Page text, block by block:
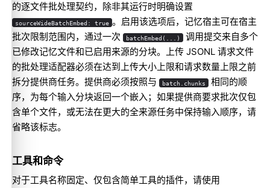
的逐文件批处理契约，除非其运行时明确设置
sourceWideBatchEmbed: true 。启用该选项后，记忆宿主可在宿主
批次限制范围内，通过一次
batchEmbed(...) 调用提交来自多个
已修改记忆文件和已启用来源的分块。上传 JSONL 请求文件
的批处理适配器必须在达到上传大小上限和请求数量上限之前
拆分提供商任务。提供商必须按照与
batch.chunks 相同的顺
序，为每个输入分块返回一个嵌入；如果提供商要求批次仅包
含单个文件，或无法在更大的全来源任务中保持输入顺序，请
省略该标志。
工具和命令
对于工具名称固定、仅包含简单工具的插件，请使用